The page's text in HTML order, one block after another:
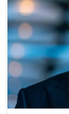
réalisé par
Colin Firth - durée
pas seuls ? Si
Les gens ont